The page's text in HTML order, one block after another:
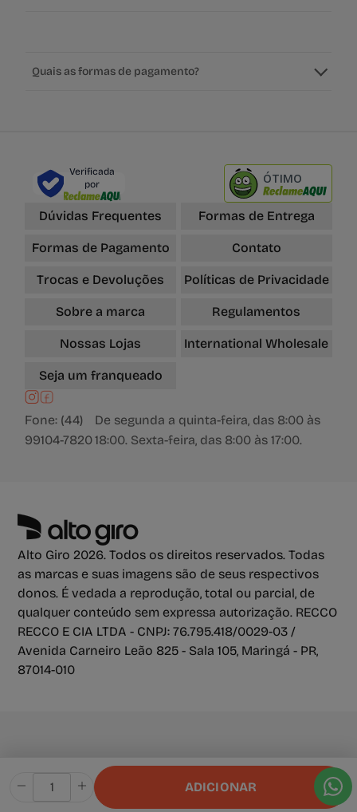
ADICIONAR
Quais as formas de pagamento?
Verificada
por
ÓTIMO
Dúvidas Frequentes Formas de Entrega
Formas de Pagamento Contato
Trocas e Devoluções Políticas de Privacidade
Sobre a marca Regulamentos
Nossas Lojas International Wholesale
Seja um franqueado
Fone: (44)
99104-7820
De segunda a quinta-feira, das 8:00 às
18:00. Sexta-feira, das 8:00 às 17:00.
Alto Giro 2026. Todos os direitos reservados. Todas
as marcas e suas imagens são de seus respectivos
donos. É vedada a reprodução, total ou parcial, de
qualquer conteúdo sem expressa autorização. RECCO
RECCO E CIA LTDA - CNPJ: 76.795.418/0029-03 /
Avenida Carneiro Leão 825 - Sala 105, Maringá - PR,
87014-010